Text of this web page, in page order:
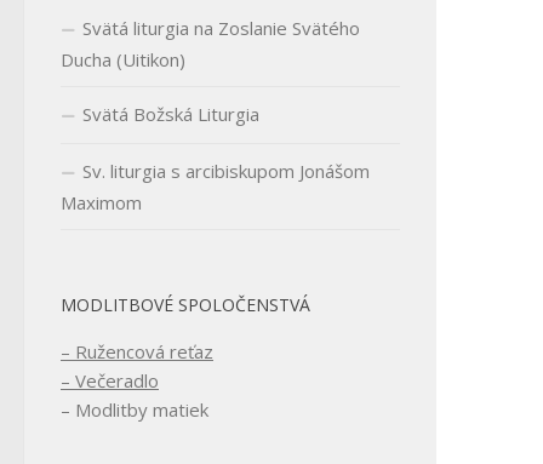
Svätá liturgia na Zoslanie Svätého
Ducha (Uitikon)
Svätá Božská Liturgia
Sv. liturgia s arcibiskupom Jonášom
Maximom
MODLITBOVÉ SPOLOČENSTVÁ
– Ružencová reťaz
– Večeradlo
– Modlitby matiek